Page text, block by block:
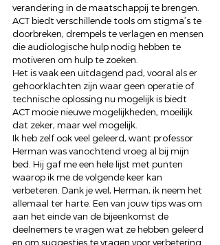
verandering in de maatschappij te brengen.
ACT biedt verschillende tools om stigma’s te
doorbreken, drempels te verlagen en mensen
die audiologische hulp nodig hebben te
motiveren om hulp te zoeken.
Het is vaak een uitdagend pad, vooral als er
gehoorklachten zijn waar geen operatie of
technische oplossing nu mogelijk is biedt
ACT mooie nieuwe mogelijkheden, moeilijk
dat zeker, maar wel mogelijk.
Ik heb zelf ook veel geleerd, want professor
Herman was vanochtend vroeg al bij mijn
bed. Hij gaf me een hele lijst met punten
waarop ik me de volgende keer kan
verbeteren. Dank je wel, Herman, ik neem het
allemaal ter harte. Een van jouw tips was om
aan het einde van de bijeenkomst de
deelnemers te vragen wat ze hebben geleerd
en om suggesties te vragen voor verbetering